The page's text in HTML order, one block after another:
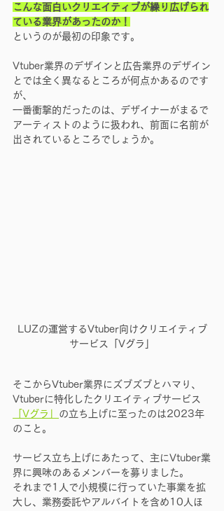
こんな面白いクリエイティブが繰り広げられ
ている業界があったのか！
というのが最初の印象です。
Vtuber業界のデザインと広告業界のデザイン
とでは全く異なるところが何点かあるのです
が、
一番衝撃的だったのは、デザイナーがまるで
アーティストのように扱われ、前面に名前が
出されているところでしょうか。
LUZの運営するVtuber向けクリエイティブ
サービス「Vグラ」
そこからVtuber業界にズブズブとハマり、
Vtuberに特化したクリエイティブサービス
「Vグラ」 の立ち上げに至ったのは2023年
のこと。
サービス立ち上げにあたって、主にVtuber業
界に興味のあるメンバーを募りました。
それまで1人で小規模に行っていた事業を拡
大し、業務委託やアルバイトを含め10人ほ